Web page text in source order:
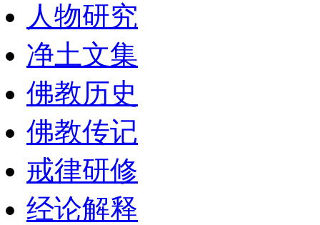
人物研究
净土文集
佛教历史
佛教传记
戒律研修
经论解释